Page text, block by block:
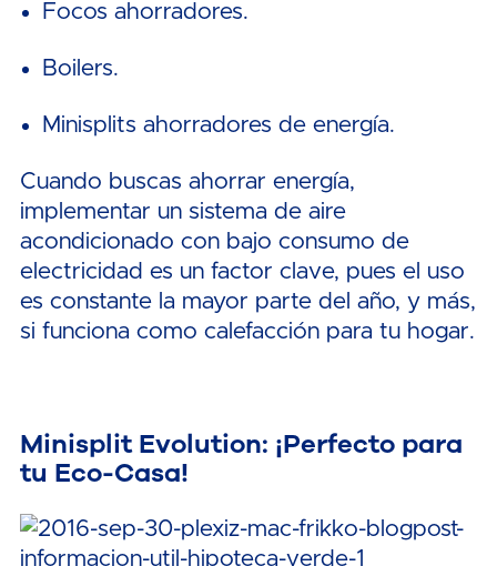
Focos ahorradores.
Boilers.
Minisplits ahorradores de energía.
Cuando buscas ahorrar energía,
implementar un sistema de aire
acondicionado con bajo consumo de
electricidad es un factor clave, pues el uso
es constante la mayor parte del año, y más,
si funciona como calefacción para tu hogar.
Minisplit Evolution: ¡Perfecto para
tu Eco-Casa!